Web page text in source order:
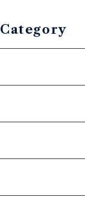
Category